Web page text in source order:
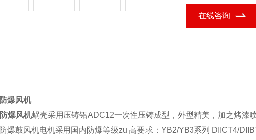
在线咨询
爆风机
爆风机蜗壳采用压铸铝ADC12一次性压铸成型，外型精美，加之烤漆
爆鼓风机电机采用国内防爆等级zui高要求：YB2/YB3系列 DIICT4/